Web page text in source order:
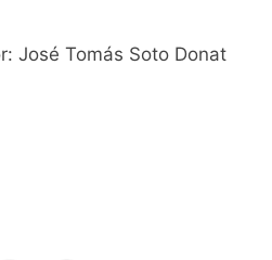
José Tomás Soto Donat